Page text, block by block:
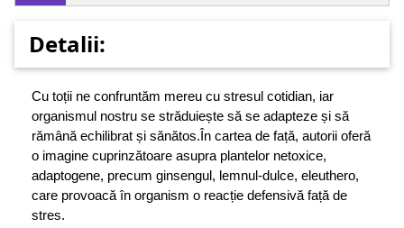
Detalii:
Cu toții ne confruntăm mereu cu stresul cotidian, iar
organismul nostru se străduiește să se adapteze și să
rămână echilibrat și sănătos.În cartea de față, autorii oferă
o imagine cuprinzătoare asupra plantelor netoxice,
adaptogene, precum ginsengul, lemnul-dulce, eleuthero,
care provoacă în organism o reacție defensivă față de
stres.